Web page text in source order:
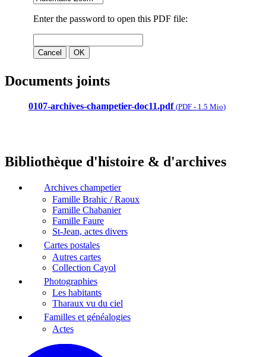
Documents joints
0107-archives-champetier-doc11.pdf (PDF - 1.5 Mio)
Bibliothèque d'histoire & d'archives
Archives champetier
Famille Brahic / Raoux
Famille Chabanier
Famille Faure
St-Jean, actes divers
Cartes postales
Autres cartes
Collection Cayol
Photographies
Les habitants
Tharaux vu du ciel
Familles et généalogies
Actes